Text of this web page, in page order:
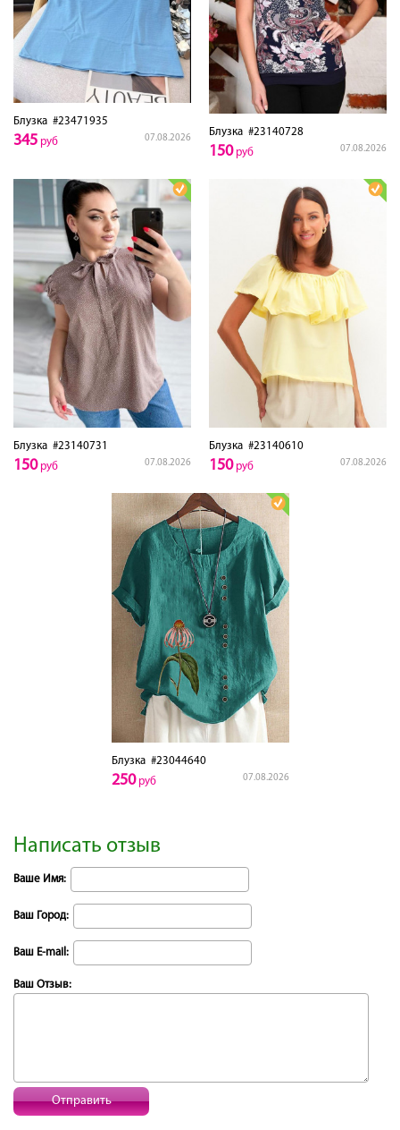
Блузка #23471935
07.08.2026
345 руб
Блузка #23140728
07.08.2026
150руб
Блузка #23140731
07.08.2026
150руб
Блузка #23140610
07.08.2026
150руб
Блузка#23044640
07.08.2026
250руб
Написать отзыв
Ваше Имя:
Ваш Город:
Ваш E-mail:
Ваш Отзыв:
Отправить